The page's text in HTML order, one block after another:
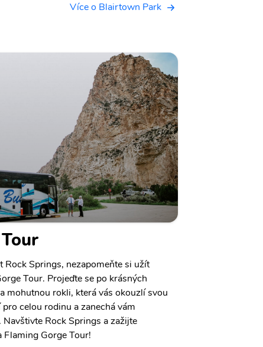
Více o Blairtown Park
Rock Springs, nezapomeňte si užít
Tour. Projeďte se po krásných
mohutnou rokli, která vás okouzlí svou
celou rodinu a zanechá vám
Rock Springs a zažijte
Gorge Tour!